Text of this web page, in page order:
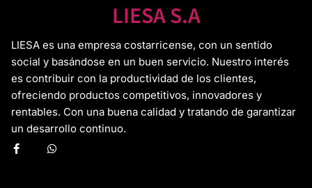
LIESA S.A
LIESA es una empresa costarricense, con un sentido
social y basándose en un buen servicio. Nuestro interés
es contribuir con la productividad de los clientes,
ofreciendo productos competitivos, innovadores y
rentables. Con una buena calidad y tratando de garantizar
un desarrollo continuo.